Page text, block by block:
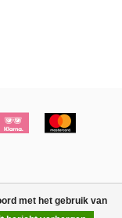
met het gebruik van